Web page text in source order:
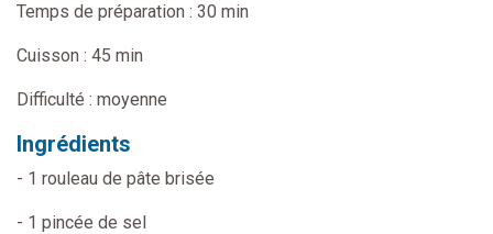
Temps de préparation : 30 min
Cuisson : 45 min
Difficulté : moyenne
Ingrédients
- 1 rouleau de pâte brisée
- 1 pincée de sel